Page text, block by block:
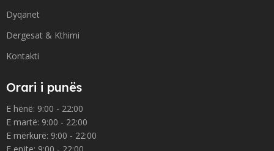
Dyqanet
Dergesat & Kthimi
Kontakti
Orari i punës
E hënë: 9:00 - 22:00
E martë: 9:00 - 22:00
E mërkurë: 9:00 - 22:00
E enjte: 9:00 - 22:00